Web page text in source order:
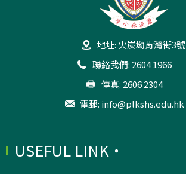
地址: 火炭坳背灣街3號
聯絡我們: 2604 1966
傳真: 2606 2304
電郵: info@plkshs.edu.hk
USEFUL LINK